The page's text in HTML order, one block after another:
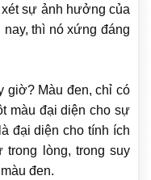
sự ảnh hưởng của
thì nó xứng đáng
giờ? Màu đen, chỉ có
màu đại diện cho sự
đại diện cho tính ích
lòng, trong suy
đen.